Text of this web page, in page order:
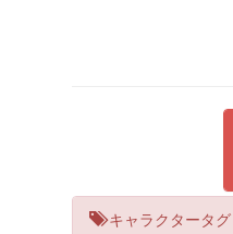
キャラクタータグ